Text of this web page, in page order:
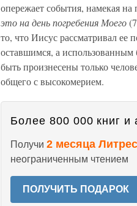
опережает события, намекая
это на день погребения Моего
то, что Иисус рассматривал ее
оставшимся, а использованным
быть произнесены только
общего с высокомерием.
Более 800 000 книг и
Получи 2 месяца
неограниченным чтением
ПОЛУЧИТЬ ПОДАРОК